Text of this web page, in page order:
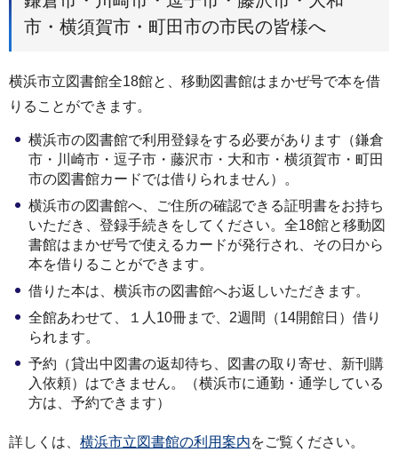
市・横須賀市・町田市の市民の皆様へ
横浜市立図書館全18館と、移動図書館はまかぜ号で本を借
りることができます。
横浜市の図書館で利用登録をする必要があります（鎌倉
市・川崎市・逗子市・藤沢市・大和市・横須賀市・町田
市の図書館カードでは借りられません）。
横浜市の図書館へ、ご住所の確認できる証明書をお持ち
いただき、登録手続きをしてください。全18館と移動図
書館はまかぜ号で使えるカードが発行され、その日から
本を借りることができます。
借りた本は、横浜市の図書館へお返しいただきます。
全館あわせて、１人10冊まで、2週間（14開館日）借り
られます。
予約（貸出中図書の返却待ち、図書の取り寄せ、新刊購
入依頼）はできません。（横浜市に通勤・通学している
方は、予約できます）
詳しくは、 横浜市立図書館の利用案内をご覧ください。